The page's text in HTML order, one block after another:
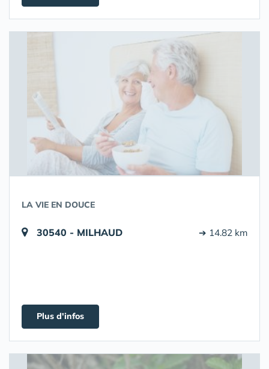
LA VIE EN DOUCE
30540 - MILHAUD ➔ 14.82 km
Plus d'infos